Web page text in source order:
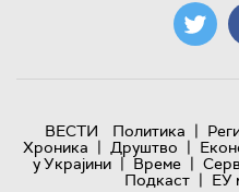
ВЕСТИ Политика |
Хроника | Друштво |
у Украјини | Време |
Подкаст | ЕУ